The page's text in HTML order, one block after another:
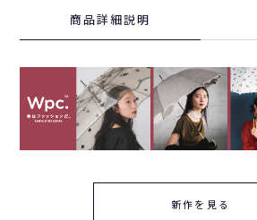
商品詳細説明
新作を見る